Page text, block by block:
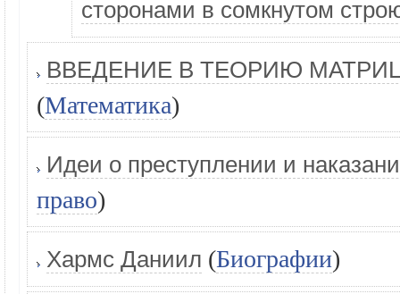
сторонами в сомкнутом
ВВЕДЕНИЕ В ТЕОРИЮ
(Математика)
Идеи о преступлении и
право)
Хармс Даниил (Биографии)